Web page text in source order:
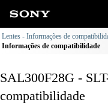
Lentes - Informações de
Informações de compatibilidade
SAL300F28G -
compatibilidade